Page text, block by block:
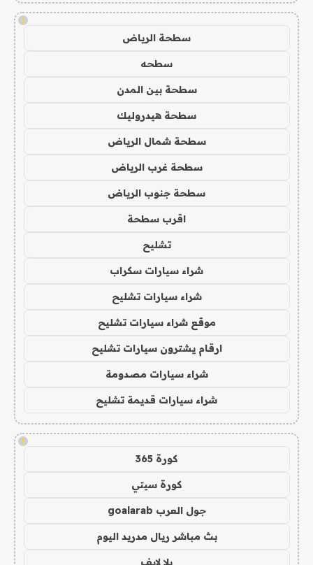
!
سطحة الرياض
سطحه
سطحة بين المدن
سطحة هيدروليك
سطحة شمال الرياض
سطحة غرب الرياض
سطحة جنوب الرياض
اقرب سطحة
تشليح
شراء سيارات سكراب
شراء سيارات تشليح
موقع شراء سيارات تشليح
ارقام يشترون سيارات تشليح
شراء سيارات مصدومة
شراء سيارات قديمة تشليح
!
كورة 365
كورة سيتي
جول العرب goalarab
بث مباشر ريال مدريد اليوم
يلا لايف